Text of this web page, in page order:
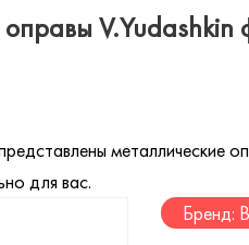
металлические
для вас.
Бренд: